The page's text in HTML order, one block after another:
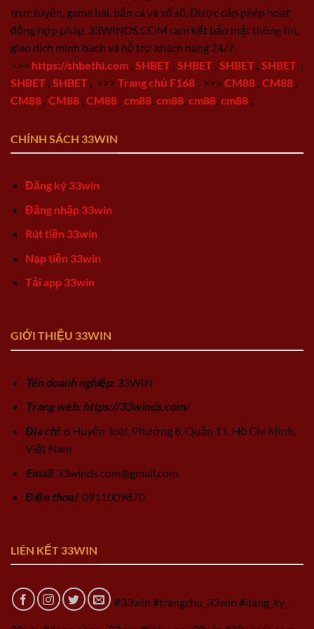
trực tuyến, game bài, bắn cá và xổ số. Được cấp phép hoạt
động hợp pháp, 33WINDS.COM cam kết bảo mật thông tin,
giao dịch minh bạch và hỗ trợ khách hàng 24/7.
>>> https://shbethi.com SHBET SHBET SHBET SHBET
SHBET SHBET >>> Trang chủ F168 >>> CM88 CM88
CM88 CM88 CM88 cm88 cm88 cm88 cm88
CHÍNH SÁCH 33WIN
Đăng ký 33win
Đăng nhập 33win
Rút tiền 33win
Nạp tiền 33win
Tải app 33win
GIỚI THIỆU 33WIN
Tên doanh nghiệp: 33WIN
Trang web: https://33winds.com/
Địa chỉ: 6 Huyện Toại, Phường 8, Quận 11, Hồ Chí Minh,
Việt Nam
Email: 33winds.com@gmail.com
Điện thoại: 0911009870
LIÊN KẾT 33WIN
#33win #trangchu_33win #dang_ky_